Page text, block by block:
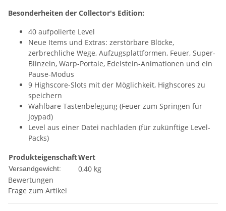
Besonderheiten der Collector's Edition:
40 aufpolierte Level
Neue Items und Extras: zerstörbare Blöcke,
zerbrechliche Wege, Aufzugsplattformen, Feuer, Super-
Blinzeln, Warp-Portale, Edelstein-Animationen und ein
Pause-Modus
9 Highscore-Slots mit der Möglichkeit, Highscores zu
speichern
Wählbare Tastenbelegung (Feuer zum Springen für
Joypad)
Level aus einer Datei nachladen (für zukünftige Level-
Packs)
ProdukteigenschaftWert
Versandgewicht:
0,40 kg
Bewertungen
Frage zum Artikel